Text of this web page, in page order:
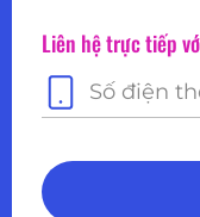
Liên hệ trực tiếp